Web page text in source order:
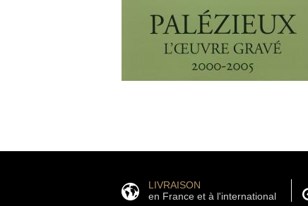
LIVRAISON
en France et à l'international